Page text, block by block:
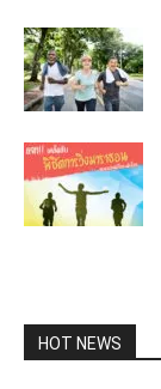
HOT NEWS